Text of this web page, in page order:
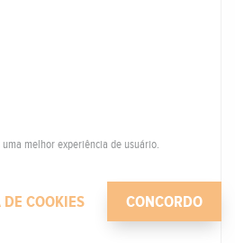
melhor experiência de usuário.
COOKIES CONCORDO